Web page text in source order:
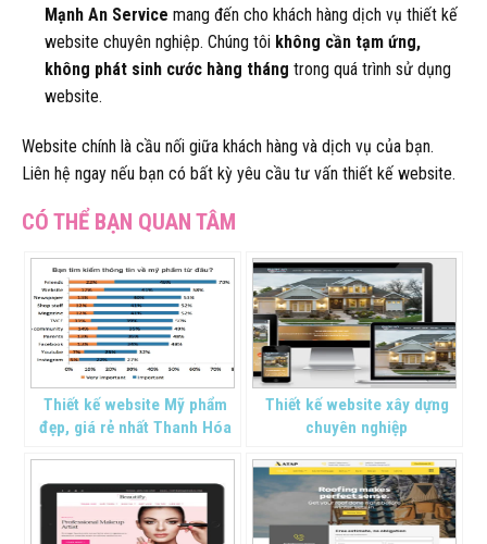
Mạnh An Service mang đến cho khách hàng dịch vụ thiết kế
website chuyên nghiệp. Chúng tôi không cần tạm ứng,
không phát sinh cước hàng tháng trong quá trình sử dụng
website.
Website chính là cầu nối giữa khách hàng và dịch vụ của bạn.
Liên hệ ngay nếu bạn có bất kỳ yêu cầu tư vấn thiết kế website.
Thiết kế website Mỹ phẩm
đẹp, giá rẻ nhất Thanh Hóa
Thiết kế website xây dựng
chuyên nghiệp